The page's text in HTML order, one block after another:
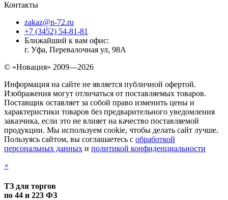
Контакты
zakaz@n-72.ru
+7 (3452) 54-81-81
Ближайший к вам офис:
г. Уфа, Перевалочная ул, 98А
© «Новация» 2009—2026
Информация на сайте не является публичной офертой.
Изображения могут отличаться от поставляемых товаров.
Поставщик оставляет за собой право изменить цены и
характеристики товаров без предварительного уведомления
заказчика, если это не влияет на качество поставляемой
продукции. Мы используем cookie, чтобы делать сайт лучше.
Пользуясь сайтом, вы соглашаетесь с обработкой
персональных данных и политикой конфиденциальности
×
ТЗ для торгов
по 44 и 223 ФЗ